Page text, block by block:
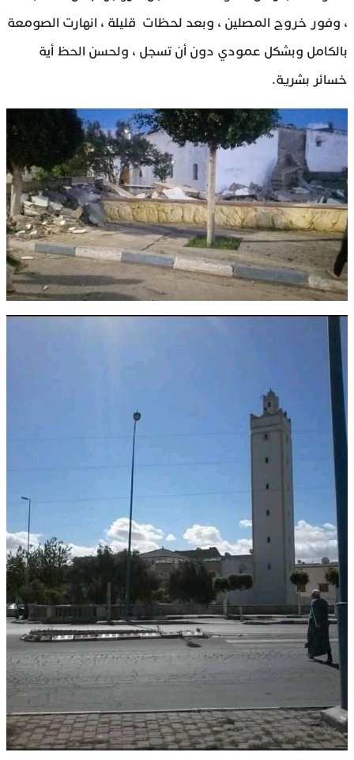
، وفور خروج المصلين ، وبعد لحظات قليلة ، انهارت الصومعة
بالكامل وبشكل عمودي دون أن تسجل ، ولحسن الحظ أية
خسائر بشرية.